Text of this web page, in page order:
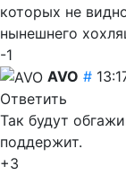
которых не
нынешнего
-1
AVO #
Ответить
Так будут
поддержит.
+3